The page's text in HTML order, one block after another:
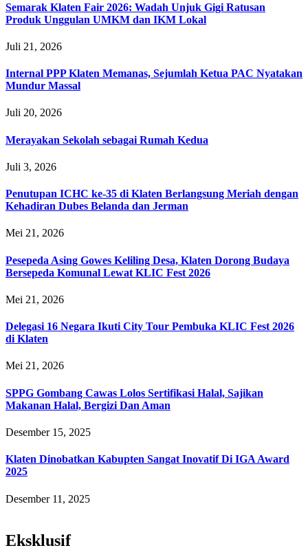
Semarak Klaten Fair 2026: Wadah Unjuk Gigi Ratusan
Produk Unggulan UMKM dan IKM Lokal
Juli 21, 2026
Internal PPP Klaten Memanas, Sejumlah Ketua PAC Nyatakan
Mundur Massal
Juli 20, 2026
Merayakan Sekolah sebagai Rumah Kedua
Juli 3, 2026
Penutupan ICHC ke-35 di Klaten Berlangsung Meriah dengan
Kehadiran Dubes Belanda dan Jerman
Mei 21, 2026
Pesepeda Asing Gowes Keliling Desa, Klaten Dorong Budaya
Bersepeda Komunal Lewat KLIC Fest 2026
Mei 21, 2026
Delegasi 16 Negara Ikuti City Tour Pembuka KLIC Fest 2026
di Klaten
Mei 21, 2026
SPPG Gombang Cawas Lolos Sertifikasi Halal, Sajikan
Makanan Halal, Bergizi Dan Aman
Desember 15, 2025
Klaten Dinobatkan Kabupten Sangat Inovatif Di IGA Award
2025
Desember 11, 2025
Eksklusif